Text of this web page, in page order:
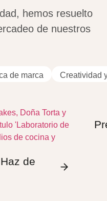
hemos resuelto
de nuestros
de marca Creatividad
de